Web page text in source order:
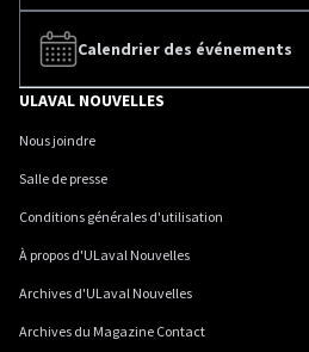
Calendrier des événements
ULAVAL NOUVELLES
Nous joindre
Salle de presse
Conditions générales d'utilisation
À propos d'ULaval Nouvelles
Archives d'ULaval Nouvelles
Archives du Magazine Contact